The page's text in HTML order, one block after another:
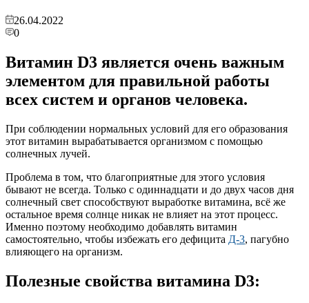
26.04.2022
0
Витамин D3 является очень важным
элементом для правильной работы
всех систем и органов человека.
При соблюдении нормальных условий для его образования
этот витамин вырабатывается организмом с помощью
солнечных лучей.
Проблема в том, что благоприятные для этого условия
бывают не всегда. Только с одиннадцати и до двух часов дня
солнечный свет способствуют выработке витамина, всё же
остальное время солнце никак не влияет на этот процесс.
Именно поэтому необходимо добавлять витамин
самостоятельно, чтобы избежать его дефицита Д-3, пагубно
влияющего на организм.
Полезные свойства витамина D3: